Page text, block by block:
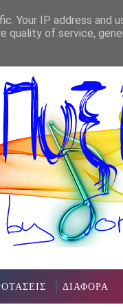
7/2026)
ΔΙΑΦΟΡΑ
Your IP address and
quality of service,